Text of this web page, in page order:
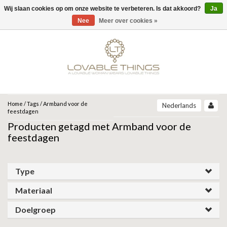
Menu
ZINZI
MIAB
ANIA HAIE
COLLECTIONS
ARCADIA | SS26
CORE | SS26
GRAVITY | SS26
BEAT | SS26
SER INSEPARABLE | FW25
SER INVENCIBLE| FW25
SER MAJESTUOSA | FW25
SER CAMALEONICA | SS25
ARMBAND
OORBELLEN
ARMBANDEN
KETTINGEN
RINGEN
GIFT GUIDE
CADEAU VROUW
SALE
Home /Tags /Armband voor de
feestdagen
Nederlands
Producten getagd met Armband voor de
feestdagen
Type
Materiaal
Doelgroep
Wij slaan cookies op om onze website te verbeteren. Is dat akkoord?
Ja
Nee
Meer over cookies »